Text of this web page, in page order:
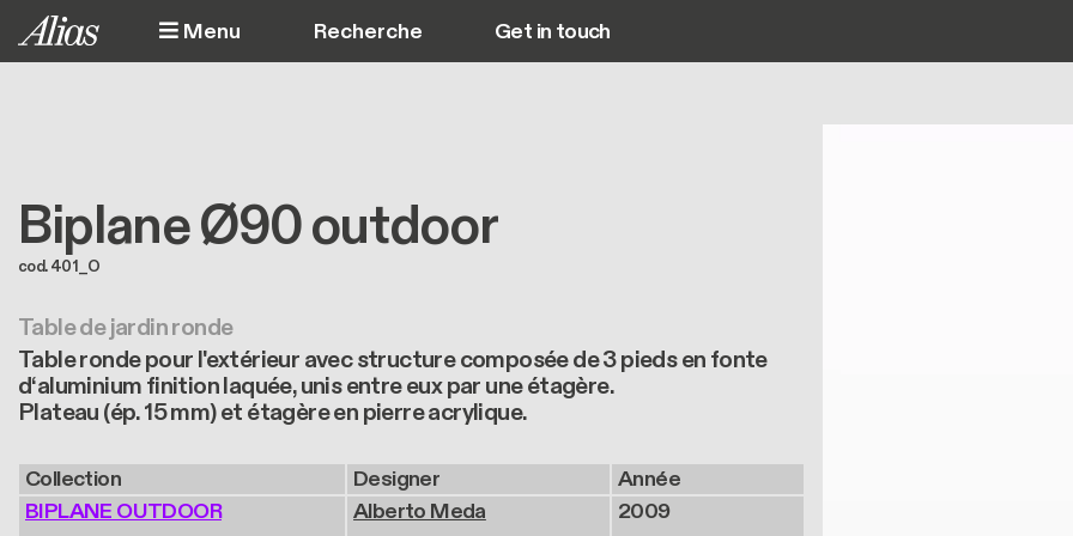
Aller au contenu principal
Menu Main navigation
Get in touch
Biplane Ø90 outdoor
cod. 401_O
Table de jardin ronde
Table ronde pour l'extérieur avec structure composée de 3 pieds en fonte
d‘aluminium finition laquée, unis entre eux par une étagère.
Plateau (ép. 15 mm) et étagère en pierre acrylique.
Collection
BIPLANE OUTDOOR
Designer
Alberto Meda
Année
2009